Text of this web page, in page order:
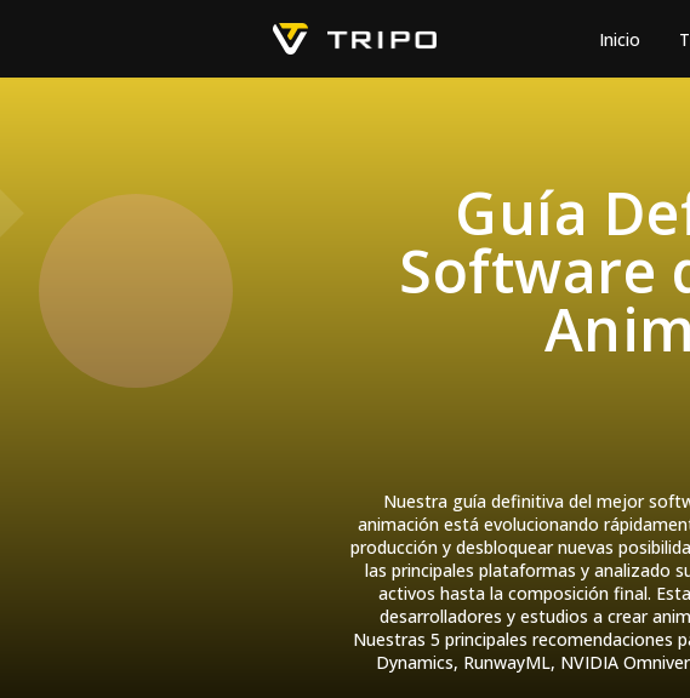
Inicio
Guía
Software
Nuestra guía definitiva del mejor
animación está evolucionando
producción y desbloquear nuevas
las principales plataformas y analizado
activos hasta la composición final.
desarrolladores y estudios a crear
Nuestras 5 principales recomendaciones
Dynamics, RunwayML, NVIDIA